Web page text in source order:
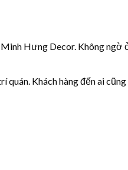
Hưng Decor. Không ngờ
quán. Khách hàng đến ai cũng